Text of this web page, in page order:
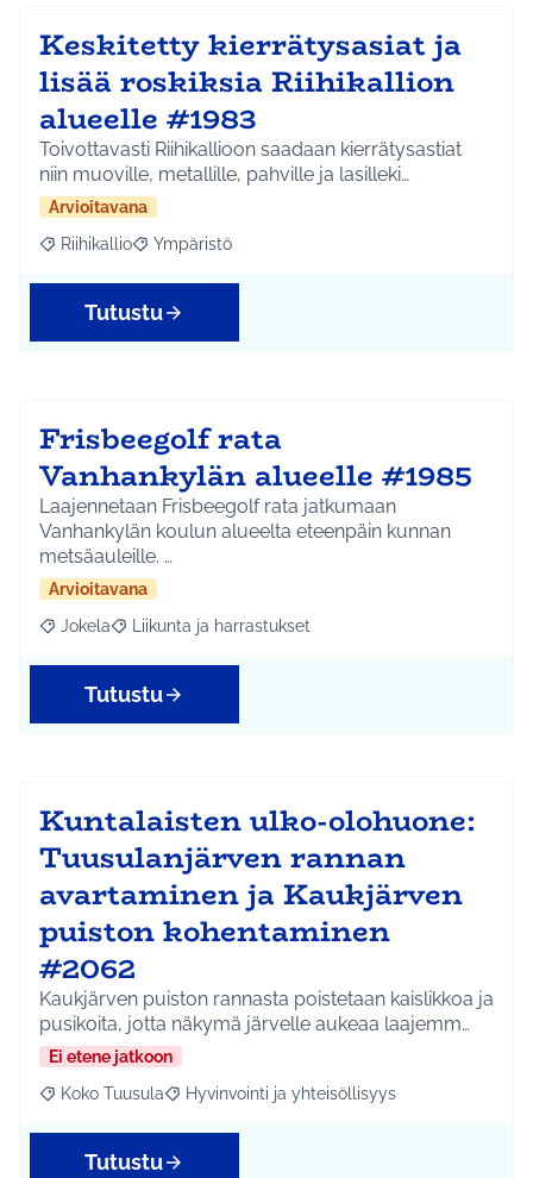
Keskitetty kierrätysasiat ja
lisää roskiksia Riihikallion
alueelle #1983
Toivottavasti Riihikallioon saadaan kierrätysastiat
niin muoville, metallille, pahville ja lasilleki…
Arvioitavana
Rajaa tulokset aihepiirin mukaan: Riihikallio
Riihikallio Rajaa tulokset teeman mukaan: Ympäristö
Ympäristö
Tutustu
Frisbeegolf rata
Vanhankylän alueelle #1985
Laajennetaan Frisbeegolf rata jatkumaan
Vanhankylän koulun alueelta eteenpäin kunnan
metsäauleille. …
Arvioitavana
Rajaa tulokset aihepiirin mukaan: Jokela
Jokela Rajaa tulokset teeman mukaan: Liikunta ja
Liikunta ja harrastukset
Tutustu
Kuntalaisten ulko-olohuone:
Tuusulanjärven rannan
avartaminen ja Kaukjärven
puiston kohentaminen
#2062
Kaukjärven puiston rannasta poistetaan kaislikkoa ja
pusikoita, jotta näkymä järvelle aukeaa laajemm…
Ei etene jatkoon
Rajaa tulokset aihepiirin mukaan: Koko Tuusula
Koko Tuusula Rajaa tulokset teeman mukaan: Hyvinvointi ja
Hyvinvointi ja yhteisöllisyys
Tutustu